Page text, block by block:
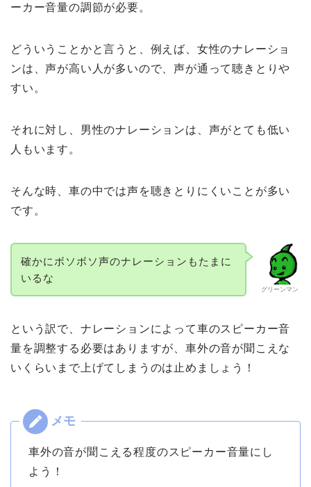
ーカー音量の調節が必要。
どういうことかと言うと、例えば、女性のナレーショ
ンは、声が高い人が多いので、声が通って聴きとりや
すい。
それに対し、男性のナレーションは、声がとても低い
人もいます。
そんな時、車の中では声を聴きとりにくいことが多い
です。
グリーンマン
確かにボソボソ声のナレーションもたまに
いるな
という訳で、ナレーションによって車のスピーカー音
量を調整する必要はありますが、車外の音が聞こえな
いくらいまで上げてしまうのは止めましょう！
車外の音が聞こえる程度のスピーカー音量にし
よう！